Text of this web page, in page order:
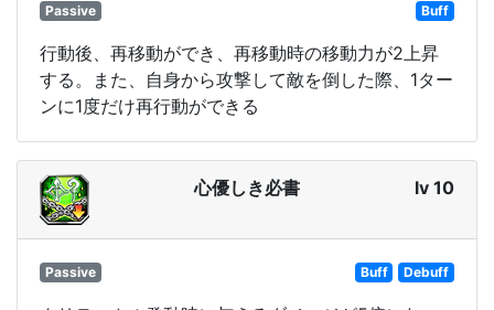
Passive Buff
行動後、再移動ができ、再移動時の移動力が2上昇
する。また、自身から攻撃して敵を倒した際、1ター
ンに1度だけ再行動ができる
心優しき必書 lv 10
Passive Buff Debuff